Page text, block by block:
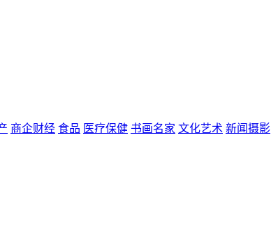
商企财经 食品 医疗保健 书画名家 文化艺术 新闻摄影